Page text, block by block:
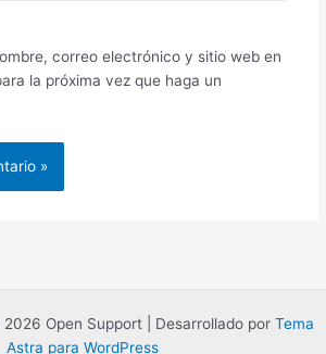
correo electrónico y sitio web en
la próxima vez que haga un
Open Support | Desarrollado por Tema
Astra para WordPress